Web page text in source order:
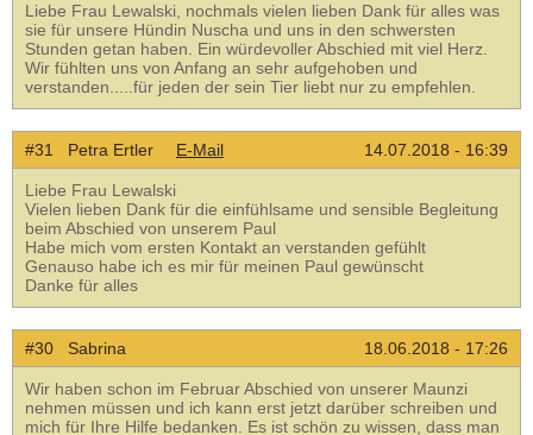
Liebe Frau Lewalski, nochmals vielen lieben Dank für alles was
sie für unsere Hündin Nuscha und uns in den schwersten
Stunden getan haben. Ein würdevoller Abschied mit viel Herz.
Wir fühlten uns von Anfang an sehr aufgehoben und
verstanden.....für jeden der sein Tier liebt nur zu empfehlen.
#31 Petra Ertler E-Mail 14.07.2018 - 16:39
Liebe Frau Lewalski
Vielen lieben Dank für die einfühlsame und sensible Begleitung
beim Abschied von unserem Paul
Habe mich vom ersten Kontakt an verstanden gefühlt
Genauso habe ich es mir für meinen Paul gewünscht
Danke für alles
#30 Sabrina 18.06.2018 - 17:26
Wir haben schon im Februar Abschied von unserer Maunzi
nehmen müssen und ich kann erst jetzt darüber schreiben und
mich für Ihre Hilfe bedanken. Es ist schön zu wissen, dass man